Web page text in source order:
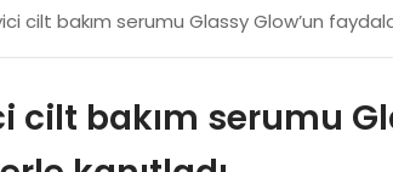
cilt bakım serumu Glassy Glow’un
cilt bakım serumu